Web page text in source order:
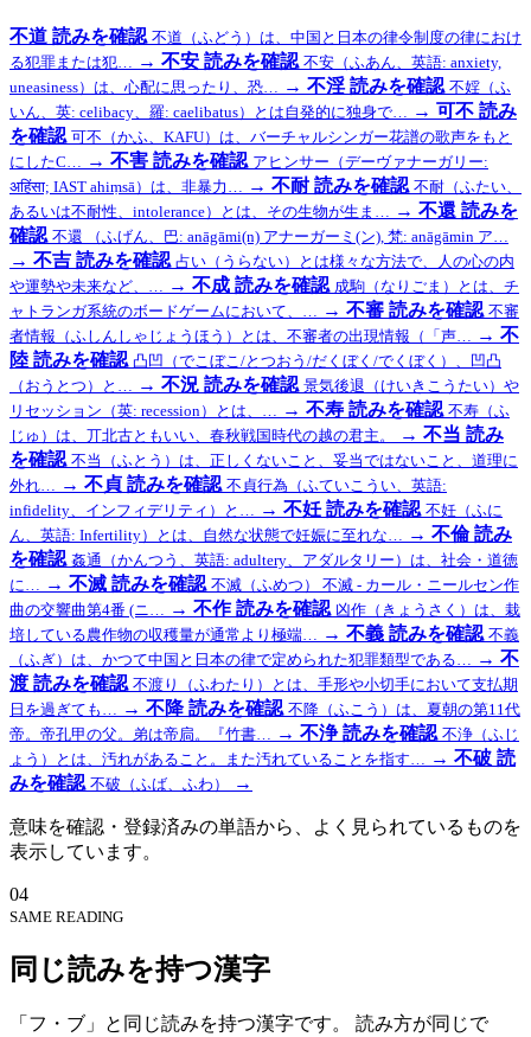
不道 読みを確認 不道（ふどう）は、中国と日本の律令制度の律におけ
る犯罪または犯… → 不安 読みを確認 不安（ふあん、英語: anxiety,
uneasiness）は、心配に思ったり、恐… → 不淫 読みを確認 不婬（ふ
いん、英: celibacy、羅: caelibatus）とは自発的に独身で… → 可不 読み
を確認 可不（かふ、KAFU）は、バーチャルシンガー花譜の歌声をもと
にしたC… → 不害 読みを確認 アヒンサー（デーヴァナーガリー:
अहिंसा; IAST ahiṃsā）は、非暴力… → 不耐 読みを確認 不耐（ふたい、
あるいは不耐性、intolerance）とは、その生物が生ま… → 不還 読みを
確認 不還 （ふげん、巴: anāgāmi(n) アナーガーミ(ン), 梵: anāgāmin ア…
→ 不吉 読みを確認 占い（うらない）とは様々な方法で、人の心の内
や運勢や未来など、… → 不成 読みを確認 成駒（なりごま）とは、チ
ャトランガ系統のボードゲームにおいて、… → 不審 読みを確認 不審
者情報（ふしんしゃじょうほう）とは、不審者の出現情報（「声… → 不
陸 読みを確認 凸凹（でこぼこ/とつおう/だくぼく/でくぼく）、凹凸
（おうとつ）と… → 不況 読みを確認 景気後退（けいきこうたい）や
リセッション（英: recession）とは、… → 不寿 読みを確認 不寿（ふ
じゅ）は、丌北古ともいい、春秋戦国時代の越の君主。
→ 不当 読み
を確認 不当（ふとう）は、正しくないこと、妥当ではないこと、道理に
外れ… → 不貞 読みを確認 不貞行為（ふていこうい、英語:
infidelity、インフィデリティ）と… → 不妊 読みを確認 不妊（ふに
ん、英語: Infertility）とは、自然な状態で妊娠に至れな… → 不倫 読み
を確認 姦通（かんつう、英語: adultery、アダルタリー）は、社会・道徳
に… → 不滅 読みを確認 不滅（ふめつ） 不滅 - カール・ニールセン作
曲の交響曲第4番 (ニ… → 不作 読みを確認 凶作（きょうさく）は、栽
培している農作物の収穫量が通常より極端… → 不義 読みを確認 不義
（ふぎ）は、かつて中国と日本の律で定められた犯罪類型である… → 不
渡 読みを確認 不渡り（ふわたり）とは、手形や小切手において支払期
日を過ぎても… → 不降 読みを確認 不降（ふこう）は、夏朝の第11代
帝。帝孔甲の父。弟は帝扃。『竹書… → 不浄 読みを確認 不浄（ふじ
ょう）とは、汚れがあること。また汚れていることを指す… → 不破 読
みを確認 不破（ふば、ふわ） →
意味を確認・登録済みの単語から、よく見られているものを
表示しています。
04
SAME READING
同じ読みを持つ漢字
「フ・ブ」と同じ読みを持つ漢字です。 読み方が同じで